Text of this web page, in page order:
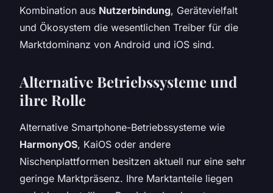
Kombination aus Nutzerbindung, Gerätevielfalt
und Ökosystem die wesentlichen Treiber für die
Marktdominanz von Android und iOS sind.
Alternative Betriebssysteme und
ihre Rolle
Alternative Smartphone-Betriebssysteme wie
HarmonyOS, KaiOS oder andere
Nischenplattformen besitzen aktuell nur eine sehr
geringe Marktpräsenz. Ihre Marktanteile liegen